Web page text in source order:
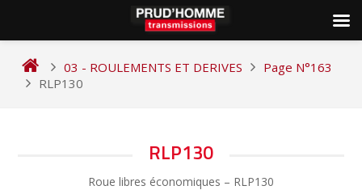
content
03 - ROULEMENTS ET DERIVES
Page N°163
RLP130
RLP130
Roue libres économiques – RLP130